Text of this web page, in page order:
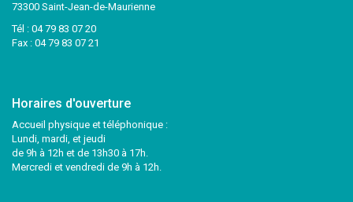
73300 Saint-Jean-de-Maurienne
Tél : 04 79 83 07 20
Fax : 04 79 83 07 21
Horaires d'ouverture
Accueil physique et téléphonique :
Lundi, mardi, et jeudi
de 9h à 12h et de 13h30 à 17h.
Mercredi et vendredi de 9h à 12h.